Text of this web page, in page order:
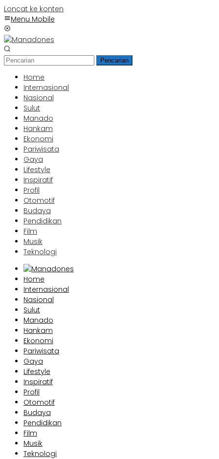
Loncat ke konten
Menu Mobile
Pencarian
Home
Internasional
Nasional
Sulut
Manado
Hankam
Ekonomi
Pariwisata
Gaya
Lifestyle
Inspiratif
Profil
Otomotif
Budaya
Pendidikan
Film
Musik
Teknologi
Home
Internasional
Nasional
Sulut
Manado
Hankam
Ekonomi
Pariwisata
Gaya
Lifestyle
Inspiratif
Profil
Otomotif
Budaya
Pendidikan
Film
Musik
Teknologi